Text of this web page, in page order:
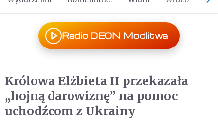
Radio DEON Modlitwa
Królowa Elżbieta II przekazała
„hojną darowiznę” na pomoc
uchodźcom z Ukrainy